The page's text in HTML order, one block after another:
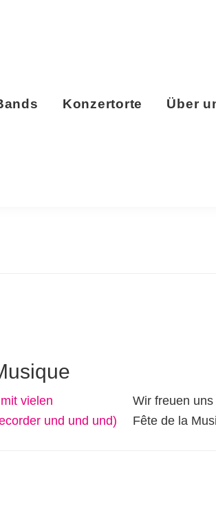
Konzertorte Über
Wir freuen
Fête de la